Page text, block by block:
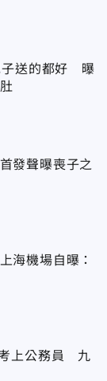
子送的都好 曝
發聲曝喪子之
海機場自曝：
上公務員 九